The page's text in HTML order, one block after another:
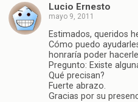
Lucio Ernesto
mayo 9, 2011
Estimados, queridos
Cómo puedo
honraría poder
Pregunto: Existe
Qué precisan?
Fuerte abrazo.
Gracias por su